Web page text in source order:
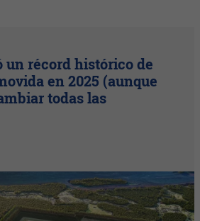
un récord histórico de
en 2025 (aunque
todas las